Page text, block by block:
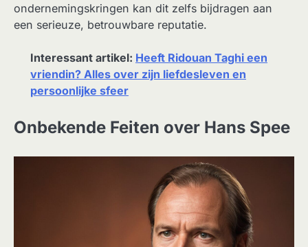
ondernemingskringen kan dit zelfs bijdragen aan
een serieuze, betrouwbare reputatie.
Interessant artikel: Heeft Ridouan Taghi een
vriendin? Alles over zijn liefdesleven en
persoonlijke sfeer
Onbekende Feiten over Hans Spee